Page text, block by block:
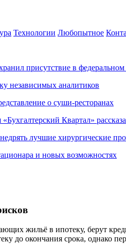
Технологии Любопытное
присутствие в федеральном
независимых аналитиков
о суши-ресторанах
Квартал»
лучшие хирургические
и новых возможностях
жильё в ипотеку, берут
до окончания срока, однако